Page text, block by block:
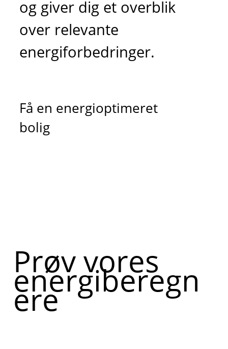
og giver dig et overblik
over relevante
energiforbedringer.
Få en energioptimeret
bolig
Prøv vores
energiberegn
ere